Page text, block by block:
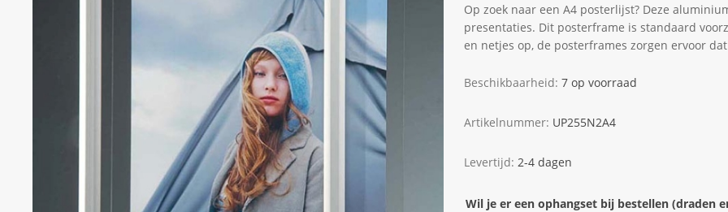
Op zoek naar een A4 posterlijst? Deze
presentaties. Dit posterframe is standaard
en netjes op, de posterframes zorgen ervoor
Beschikbaarheid: 7 op voorraad
Artikelnummer: UP255N2A4
Levertijd: 2-4 dagen
Wil je er een ophangset bij bestellen (draden